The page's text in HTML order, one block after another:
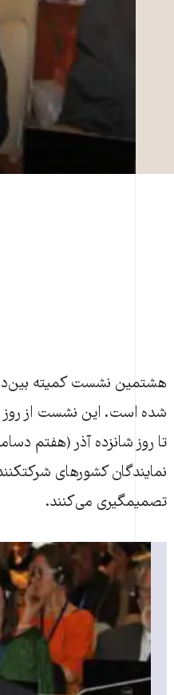
هشتمین نشست کمیته
شده است. این نشست از روز
تا روز شانزده آذر (هفتم
نمایندگان کشورهای
تصمیمگیری می‌کنند.